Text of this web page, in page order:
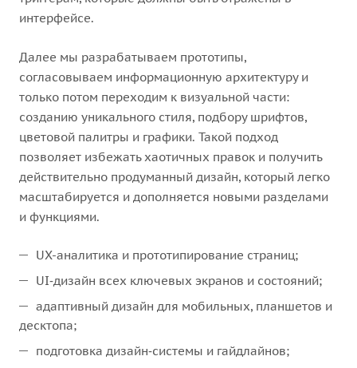
интерфейсе.
Далее мы разрабатываем прототипы,
согласовываем информационную архитектуру и
только потом переходим к визуальной части:
созданию уникального стиля, подбору шрифтов,
цветовой палитры и графики. Такой подход
позволяет избежать хаотичных правок и получить
действительно продуманный дизайн, который легко
масштабируется и дополняется новыми разделами
и функциями.
UX-аналитика и прототипирование страниц;
UI‑дизайн всех ключевых экранов и состояний;
адаптивный дизайн для мобильных, планшетов и
десктопа;
подготовка дизайн‑системы и гайдлайнов;